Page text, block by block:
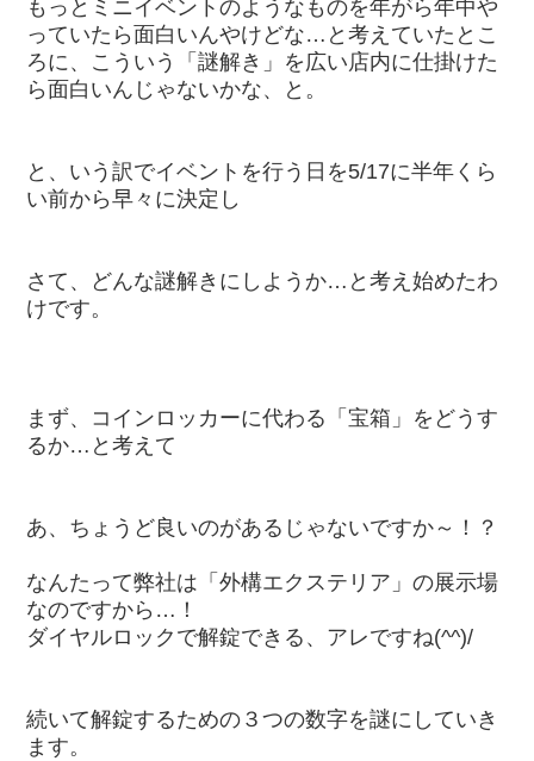
もっとミニイベントのようなものを年がら年中や
っていたら面白いんやけどな…と考えていたとこ
ろに、こういう「謎解き」を広い店内に仕掛けた
ら面白いんじゃないかな、と。
と、いう訳でイベントを行う日を5/17に半年くら
い前から早々に決定し
さて、どんな謎解きにしようか…と考え始めたわ
けです。
まず、コインロッカーに代わる「宝箱」をどうす
るか…と考えて
あ、ちょうど良いのがあるじゃないですか～！？
なんたって弊社は「外構エクステリア」の展示場
なのですから…！
ダイヤルロックで解錠できる、アレですね(^^)/
続いて解錠するための３つの数字を謎にしていき
ます。